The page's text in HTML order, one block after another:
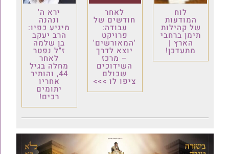
לוח
המודעות
של קהילות
תימן ברחבי
הארץ |
מתעדכן!
לאחר
חודשים של
עבודה:
פרויקט
'המאורשים'
יוצא לדרך
– מרכז
השידוכים
שכולם
ציפו לו >>>
ירא ה'
ונהנה
מיגיע כפיו:
הרב יעקב
בן שלמה
ז"ל נפטר
לאחר
מחלה בגיל
44, והותיר
אחריו
יתומים
רכים!